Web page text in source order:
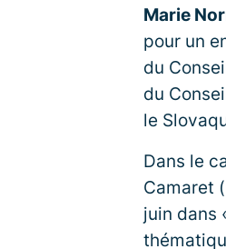
Marie
pour un
du
du
le
Dans le
Camaret
juin dans